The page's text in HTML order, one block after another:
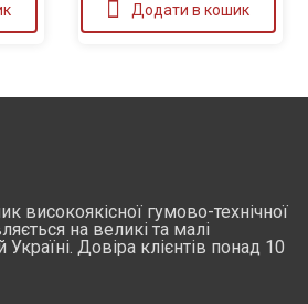
Додати в кошик
високоякісної гумово-технічної
на великі та малі
Україні. Довіра клієнтів понад 10